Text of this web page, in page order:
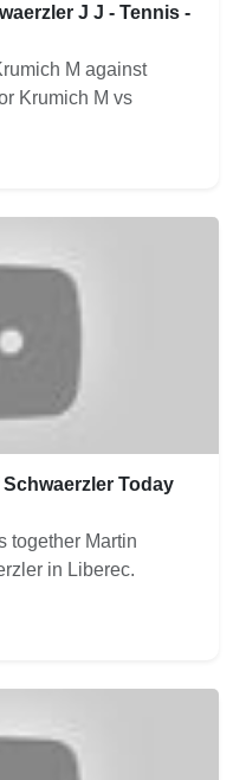
J J - Tennis -
M against
Krumich M vs
Today
together Martin
in Liberec.